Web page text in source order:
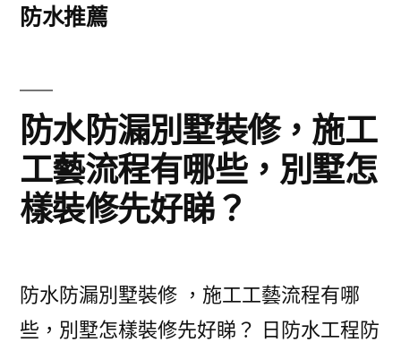
防水推薦
防水防漏別墅裝修，施工
工藝流程有哪些，別墅怎
樣裝修先好睇？
防水防漏別墅裝修 ，施工工藝流程有哪
些，別墅怎樣裝修先好睇？ 日防水工程防